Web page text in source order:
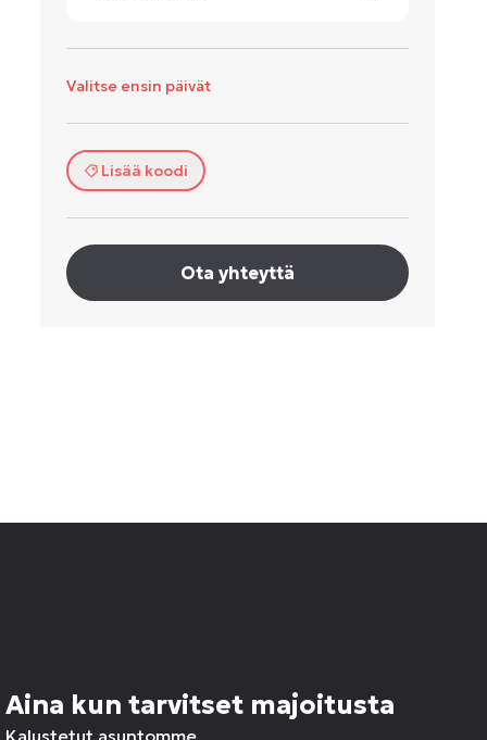
Valitse ensin päivät
Lisää koodi
Ota yhteyttä
Aina kun tarvitset majoitusta
Kalustetut asuntomme